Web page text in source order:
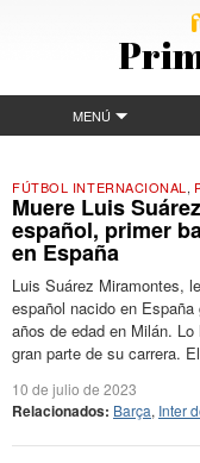
MENÚ
FÚTBOL INTERNACIONAL ,
Muere Luis
español, primer
en España
Luis Suárez Miramontes,
español nacido en
años de edad en Milán.
gran parte de su carrera.
10 de julio de 2023
Relacionados: Barça, Inter